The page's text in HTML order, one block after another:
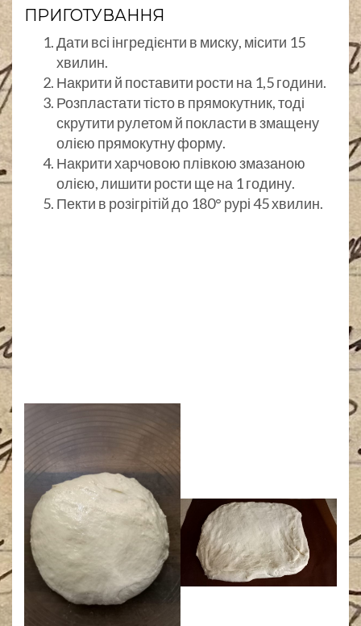
ПРИГОТУВАННЯ
Дати всі інгредієнти в миску, місити 15
хвилин.
Накрити й поставити рости на 1,5 години.
Розпластати тісто в прямокутник, тоді
скрутити рулетом й покласти в змащену
олією прямокутну форму.
Накрити харчовою плівкою змазаною
олією, лишити рости ще на 1 годину.
Пекти в розігрітій до 180° рурі 45 хвилин.